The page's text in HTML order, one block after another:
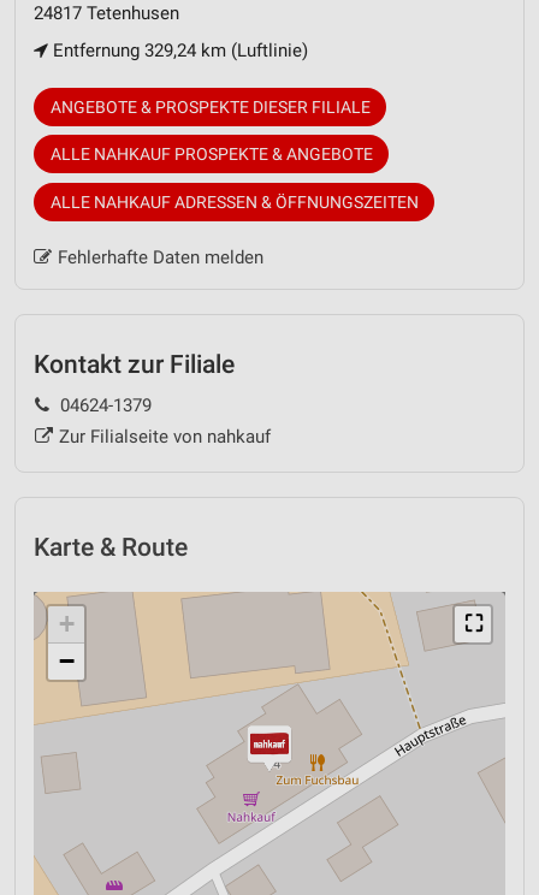
24817 Tetenhusen
Entfernung 329,24 km (Luftlinie)
ANGEBOTE & PROSPEKTE DIESER FILIALE
ALLE NAHKAUF PROSPEKTE & ANGEBOTE
ALLE NAHKAUF ADRESSEN & ÖFFNUNGSZEITEN
Fehlerhafte Daten melden
Kontakt zur Filiale
04624-1379
Zur Filialseite von nahkauf
Karte & Route
⛶
+
−